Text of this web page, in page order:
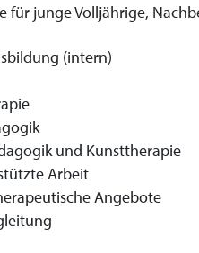
für junge Volljährige,
(intern)
und Kunsttherapie
Arbeit
Angebote